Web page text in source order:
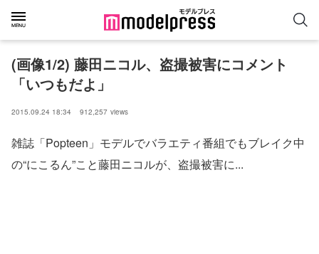
(画像1/2) 藤田ニコル、盗撮被害にコメント
「いつもだよ」
2015.09.24 18:34 912,257 views
雑誌「Popteen」モデルでバラエティ番組でもブレイク中
の“にこるん”こと藤田ニコルが、盗撮被害に...